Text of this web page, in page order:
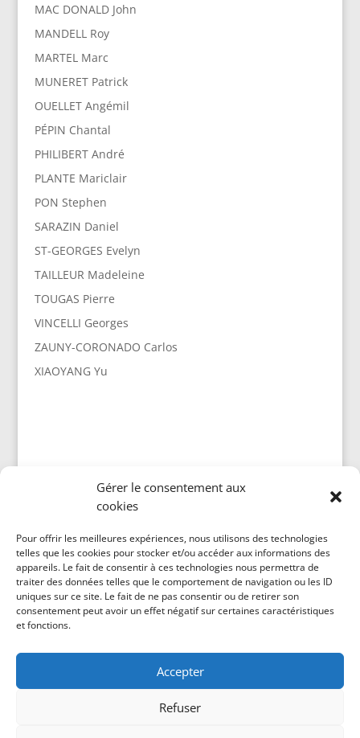
Gérer le consentement aux
cookies
Pour offrir les meilleures expériences, nous utilisons des technologies
telles que les cookies pour stocker et/ou accéder aux informations des
appareils. Le fait de consentir à ces technologies nous permettra de
traiter des données telles que le comportement de navigation ou les ID
uniques sur ce site. Le fait de ne pas consentir ou de retirer son
consentement peut avoir un effet négatif sur certaines caractéristiques
et fonctions.
Accepter
Refuser
MAC DONALD John
MANDELL Roy
MARTEL Marc
MUNERET Patrick
OUELLET Angémil
PÉPIN Chantal
PHILIBERT André
PLANTE Mariclair
PON Stephen
SARAZIN Daniel
ST-GEORGES Evelyn
TAILLEUR Madeleine
TOUGAS Pierre
VINCELLI Georges
ZAUNY-CORONADO Carlos
XIAOYANG Yu